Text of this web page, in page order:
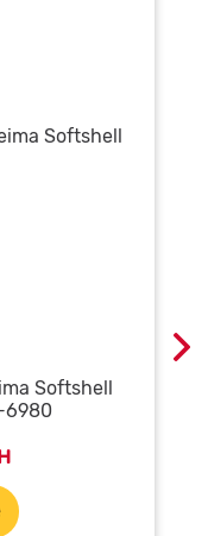
Softshell
6980